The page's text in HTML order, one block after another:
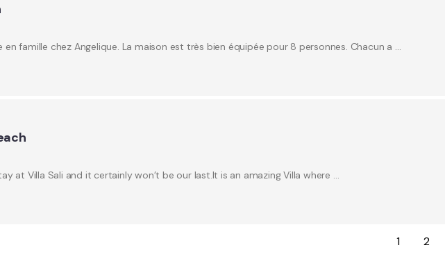
en famille chez Angelique. La maison est très bien équipée pour 8 personnes. Chacun a …
at Villa Sali and it certainly won’t be our last.It is an amazing Villa where …
1 2